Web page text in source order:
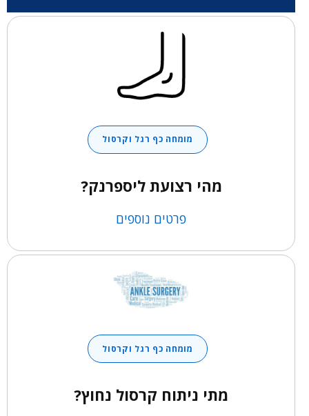
מומחה כף רגל וקרסול
מהי רצועת ליספרנק?
פרטים נוספים
מומחה כף רגל וקרסול
מתי ניתוח קרסול נחוץ?